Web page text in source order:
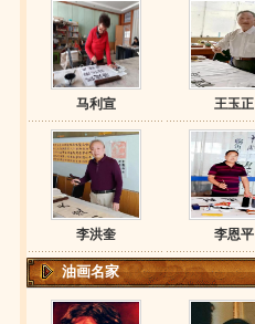
马利宣 王玉正
李洪奎 李恩平
油画名家